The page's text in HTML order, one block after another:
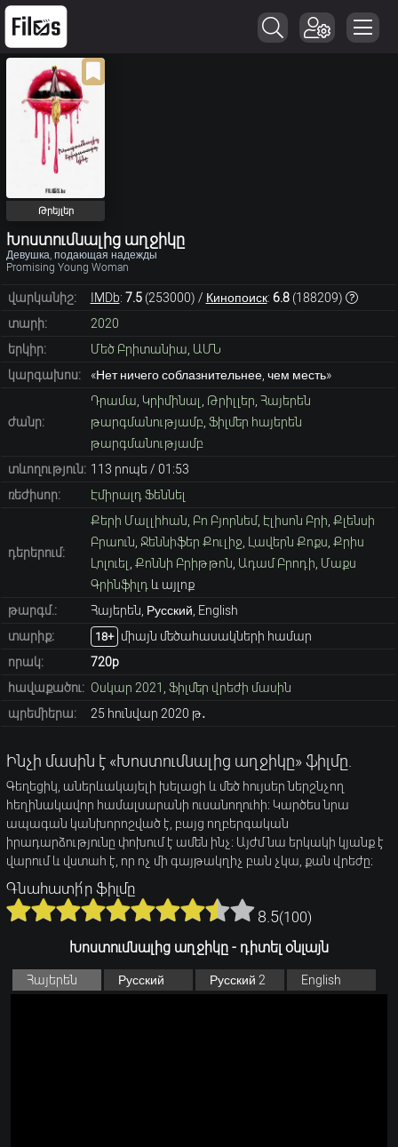
Թրեյլեր
Խոստումնալից աղջիկը
Девушка, подающая надежды
Promising Young Woman
վարկանիշ: IMDb: 7.5(253000) / Кинопоиск: 6.8(188209)
տարի:
2020
երկիր:
Մեծ Բրիտանիա, ԱՄՆ
կարգախոս:
«Нет ничего соблазнительнее, чем месть»
ժանր:
Դրամա, Կրիմինալ , Թրիլլեր, Հայերեն
թարգմանությամբ, Ֆիլմեր հայերեն
թարգմանությամբ
տևողություն: 113 րոպե / 01։53
ռեժիսոր:
Էմիրալդ Ֆեննել
դերերում:
Քերի Մալլիհան, Բո Բյորնեմ, Էլիսոն Բրի, Քլենսի
Բրաուն, Ջեննիֆեր Քուլիջ, Լավերն Քոքս, Քրիս
Լոլուել , Քոննի Բրիթթոն, Ադամ Բրոդի, Մաքս
Գրինֆիլդև այլոք
թարգմ.:
Հայերեն, Русский, English
տարիք։
18+
միայն մեծահասակների համար
որակ:
720p
հավաքածու: Օսկար 2021 , Ֆիլմեր վրեժի մասին
պրեմիերա:
25 հունվար 2020 թ․
Ինչի մասին է «Խոստումնալից աղջիկը» ֆիլմը.
Գեղեցիկ, աներևակայելի խելացի և մեծ հույսեր ներշնչող
հեղինակավոր համալսարանի ուսանողուհի։ Կարծես նրա
ապագան կանխորոշված է, բայց ողբերգական
իրադարձությունը փոխում է ամեն ինչ։ Այժմ նա երկակի կյանք է
վարում և վստահ է, որ ոչ մի գայթակղիչ բան չկա, քան վրեժը։
Գնահատի՛ր ֆիլմը
8.5(100)
Խոստումնալից աղջիկը - դիտել օնլայն
Հայերեն Русский Русский 2 English